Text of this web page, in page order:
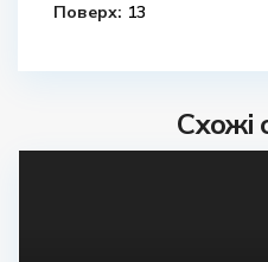
Поверх: 13
Схожі